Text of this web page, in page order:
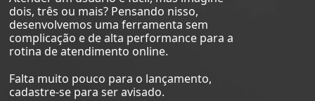
dois, três ou mais? Pensando nisso,
desenvolvemos uma ferramenta sem
complicação e de alta performance para a
rotina de atendimento online.
Falta muito pouco para o lançamento,
cadastre-se para ser avisado.